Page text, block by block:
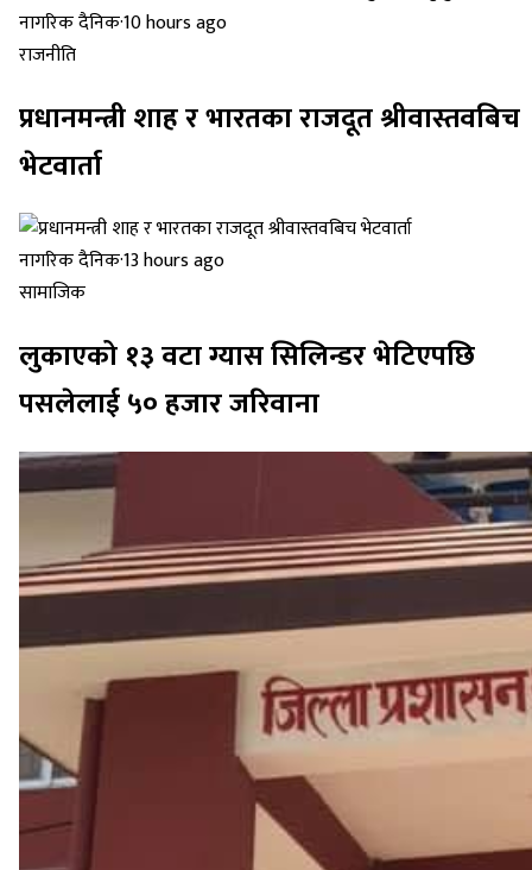
नागरिक दैनिक·10 hours ago
राजनीति
प्रधानमन्त्री शाह र भारतका राजदूत श्रीवास्तवबिच
भेटवार्ता
नागरिक दैनिक·13 hours ago
सामाजिक
लुकाएको १३ वटा ग्यास सिलिन्डर भेटिएपछि
पसलेलाई ५० हजार जरिवाना